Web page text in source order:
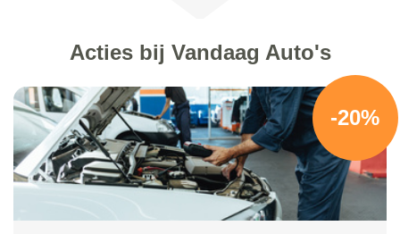
Acties bij Vandaag Auto's
-20%